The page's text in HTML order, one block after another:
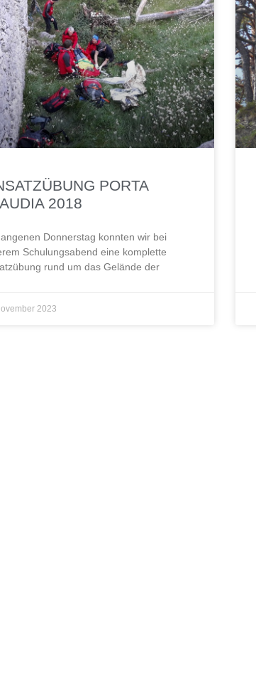
PORTA
2018
Donnerstag konnten wir bei
Schulungsabend eine komplette
rund um das Gelände der
2023